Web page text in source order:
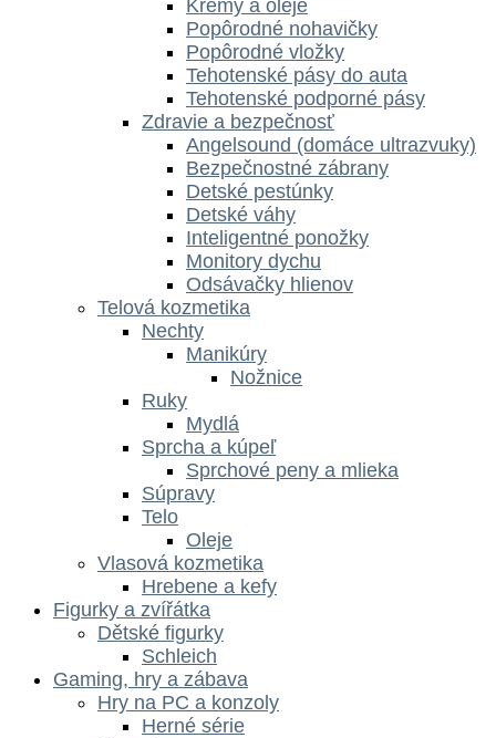
Krémy a oleje
Popôrodné nohavičky
Popôrodné vložky
Tehotenské pásy do auta
Tehotenské podporné pásy
Zdravie a bezpečnosť
Angelsound (domáce ultrazvuky)
Bezpečnostné zábrany
Detské pestúnky
Detské váhy
Inteligentné ponožky
Monitory dychu
Odsávačky hlienov
Telová kozmetika
Nechty
Manikúry
Nožnice
Ruky
Mydlá
Sprcha a kúpeľ
Sprchové peny a mlieka
Súpravy
Telo
Oleje
Vlasová kozmetika
Hrebene a kefy
Figurky a zvířátka
Dětské figurky
Schleich
Gaming, hry a zábava
Hry na PC a konzoly
Herné série